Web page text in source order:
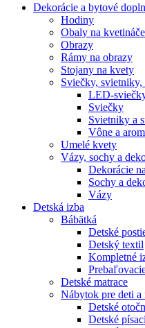
Dekorácie a bytové
Hodiny
Obaly na kvetináče
Obrazy
Rámy na obrazy
Stojany na kvety
Sviečky,
LED-
Sviečky
Svietniky a
Vône a
Umelé kvety
Vázy, sochy a
Dekorácie
Sochy a
Vázy
Detská izba
Bábätká
Detské
Detský textil
Kompletné
Detské matrace
Nábytok pre deti a
Detské
Detské